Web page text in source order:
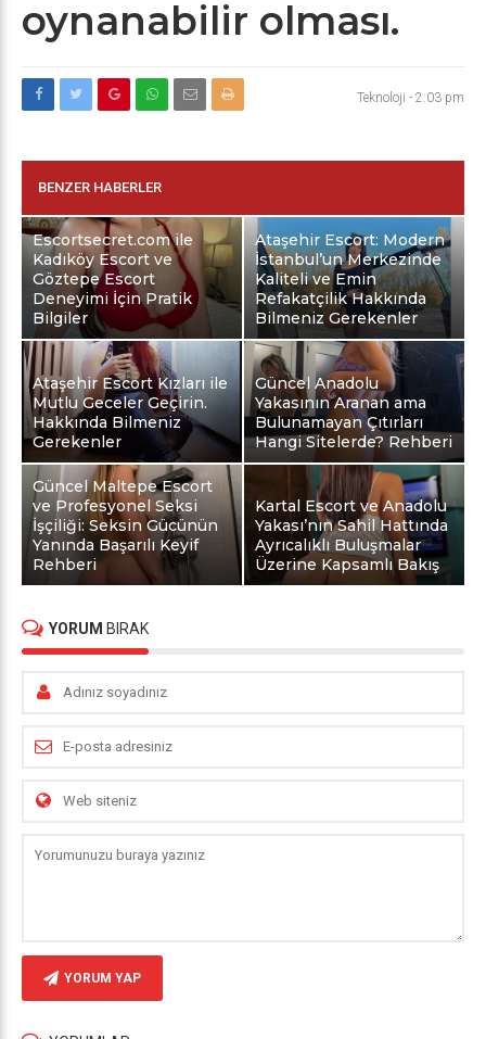
oynanabilir olması.
Teknoloji - 2:03 pm
BENZER HABERLER
Escortsecret.com ile
Kadıköy Escort ve
Göztepe Escort
Deneyimi İçin Pratik
Bilgiler
Ataşehir Escort: Modern
İstanbul’un Merkezinde
Kaliteli ve Emin
Refakatçilik Hakkında
Bilmeniz Gerekenler
Ataşehir Escort Kızları ile
Mutlu Geceler Geçirin.
Hakkında Bilmeniz
Gerekenler
Güncel Anadolu
Yakasının Aranan ama
Bulunamayan Çıtırları
Hangi Sitelerde? Rehberi
Güncel Maltepe Escort
ve Profesyonel Seksi
İşçiliği: Seksin Gücünün
Yanında Başarılı Keyif
Rehberi
Kartal Escort ve Anadolu
Yakası’nın Sahil Hattında
Ayrıcalıklı Buluşmalar
Üzerine Kapsamlı Bakış
YORUM BIRAK
YORUM YAP